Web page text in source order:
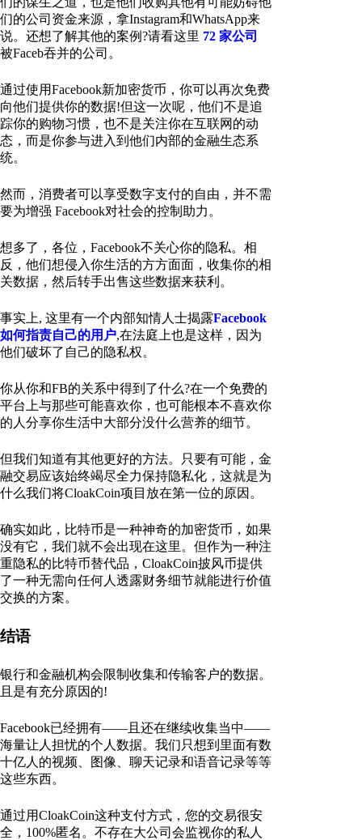
们的公司资金来源，拿Instagram和WhatsApp来
说。还想了解其他的案例?请看这里 72 家公司
被Faceb吞并的公司。
通过使用Facebook新加密货币，你可以再次免费
向他们提供你的数据!但这一次呢，他们不是追
踪你的购物习惯，也不是关注你在互联网的动
态，而是你参与进入到他们内部的金融生态系
统。
然而，消费者可以享受数字支付的自由，并不需
要为增强 Facebook对社会的控制助力。
想多了，各位，Facebook不关心你的隐私。相
反，他们想侵入你生活的方方面面，收集你的相
关数据，然后转手出售这些数据来获利。
事实上, 这里有一个内部知情人士揭露Facebook
如何指责自己的用户,在法庭上也是这样，因为
他们破坏了自己的隐私权。
你从你和FB的关系中得到了什么?在一个免费的
平台上与那些可能喜欢你，也可能根本不喜欢你
的人分享你生活中大部分没什么营养的细节。
但我们知道有其他更好的方法。只要有可能，金
融交易应该始终竭尽全力保持隐私化，这就是为
什么我们将CloakCoin项目放在第一位的原因。
确实如此，比特币是一种神奇的加密货币，如果
没有它，我们就不会出现在这里。但作为一种注
重隐私的比特币替代品，CloakCoin披风币提供
了一种无需向任何人透露财务细节就能进行价值
交换的方案。
结语
银行和金融机构会限制收集和传输客户的数据。
且是有充分原因的!
Facebook已经拥有——且还在继续收集当中——
海量让人担忧的个人数据。我们只想到里面有数
十亿人的视频、图像、聊天记录和语音记录等等
这些东西。
通过用CloakCoin这种支付方式，您的交易很安
全，100%匿名。不存在大公司会监视你的私人